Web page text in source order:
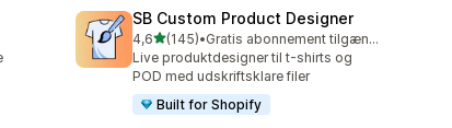
SB Custom Product Designer
4,6ud af 5 stjerner
(145)
145 anmeldelser i alt
•
Gratis abonnement tilgængeligt
Live produktdesigner til t-shirts og
POD med udskriftsklare filer
Built for Shopify